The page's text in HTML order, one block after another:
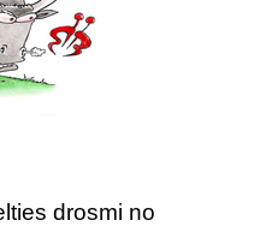
drosmi no